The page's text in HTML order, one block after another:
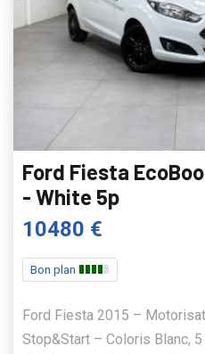
Ford Fiesta
- White 5p
10480 €
Bon plan
Ford Fiesta 2015 –
Stop&Start – Coloris Blanc,